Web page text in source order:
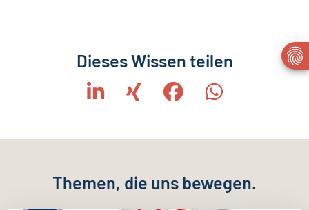
Dieses Wissen teilen
Themen, die uns bewegen.